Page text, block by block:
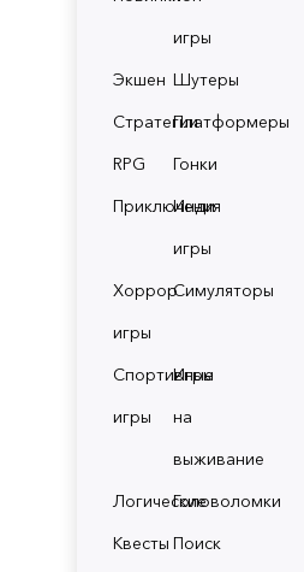
игры
Экшен Шутеры
СтратегииПлатформеры
RPG
Гонки
Приключения
Инди
игры
Хоррор
игры
Симуляторы
Спортивные
игры
Игры
на
выживание
ЛогическиеГоловоломки
Квесты Поиск